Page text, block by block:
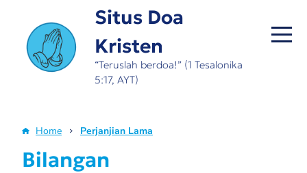
main
content
Situs Doa
Kristen
“Teruslah berdoa!” (1 Tesalonika
5:17, AYT)
Breadcrumb
Home Perjanjian Lama
Bilangan